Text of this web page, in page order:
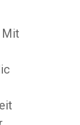
Mit